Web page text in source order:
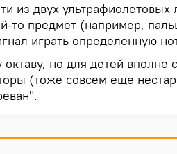
из двух ультрафиолетовых
то предмет (например,
играть определенную
но для детей вполне
(тоже совсем еще